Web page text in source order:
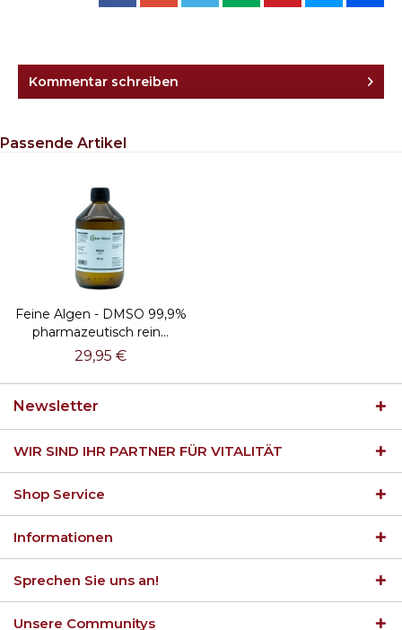
Kommentar schreiben
Passende Artikel
Feine Algen - DMSO 99,9%
pharmazeutisch rein...
29,95 €
Newsletter
WIR SIND IHR PARTNER FÜR VITALITÄT
Shop Service
Informationen
Sprechen Sie uns an!
Unsere Communitys